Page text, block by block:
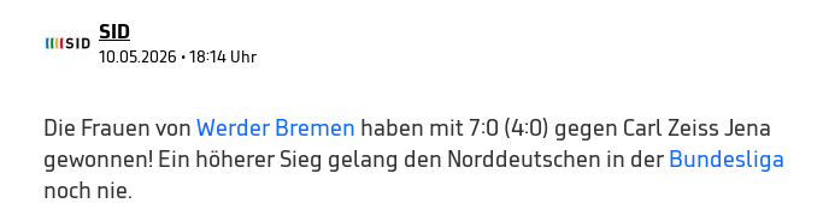
SID
10.05.2026 • 18:14 Uhr
Die Frauen von Werder Bremen haben mit 7:0 (4:0) gegen Carl Zeiss Jena
gewonnen! Ein höherer Sieg gelang den Norddeutschen in der Bundesliga
noch nie.